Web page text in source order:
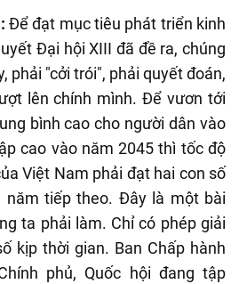
Để đạt mục tiêu phát triển kinh
Đại hội XIII đã đề ra, chúng
phải "cởi trói", phải quyết đoán,
lên chính mình. Để vươn tới
bình cao cho người dân vào
cao vào năm 2045 thì tốc độ
Việt Nam phải đạt hai con số
năm tiếp theo. Đây là một bài
ta phải làm. Chỉ có phép giải
kịp thời gian. Ban Chấp hành
phủ, Quốc hội đang tập